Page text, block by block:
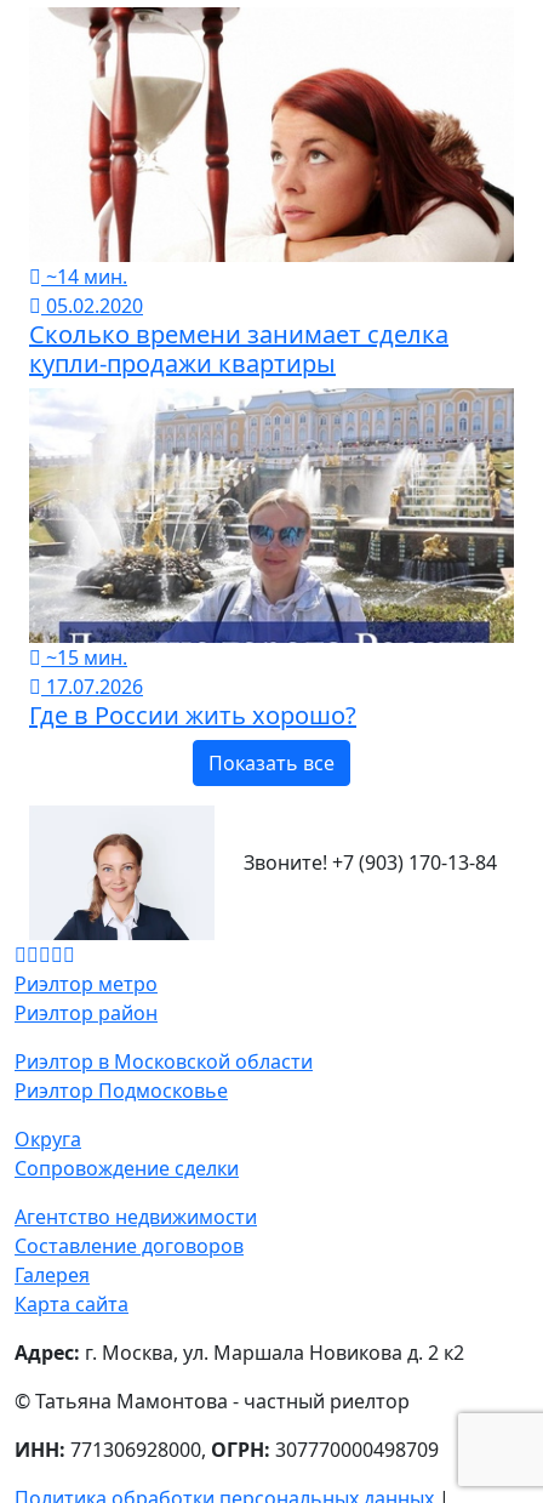
~14 мин.
05.02.2020
Сколько времени занимает сделка
купли-продажи квартиры
~15 мин.
17.07.2026
Где в России жить хорошо?
Показать все
Звоните! +7 (903) 170-13-84
Риэлтор метро
Риэлтор район
Риэлтор в Московской области
Риэлтор Подмосковье
Округа
Сопровождение сделки
Агентство недвижимости
Составление договоров
Галерея
Карта сайта
Адрес: г. Москва, ул. Маршала Новикова д. 2 к2
© Татьяна Мамонтова - частный риелтор
ИНН: 771306928000, ОГРН: 307770000498709